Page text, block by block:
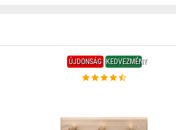
ÚJDONSÁG KEDVEZMÉNY